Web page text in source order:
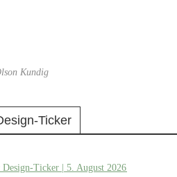
Kundig
Ticker
Design-Ticker | 5. August 2026